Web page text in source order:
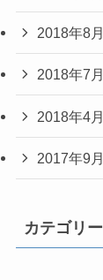
2018年8月
2018年7月
2018年4月
2017年9月
カテゴリー